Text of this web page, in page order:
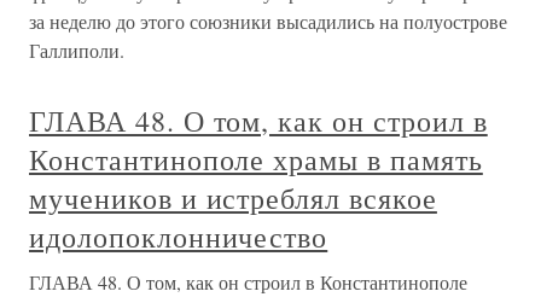
за неделю до этого союзники высадились на полуострове
Галлиполи.
ГЛАВА 48. О том, как он строил в
Константинополе храмы в память
мучеников и истреблял всякое
идолопоклонничество
ГЛАВА 48. О том, как он строил в Константинополе